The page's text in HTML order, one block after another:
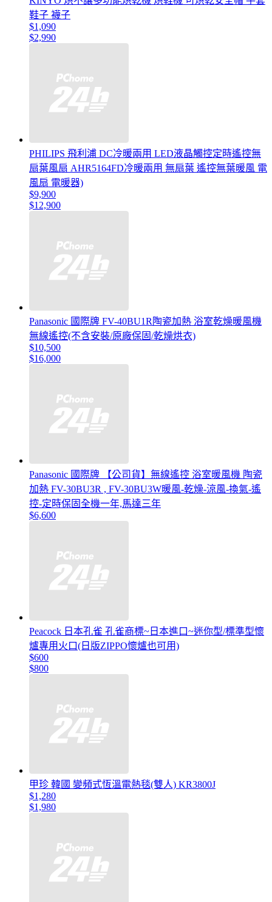
鞋子 襪子
$1,090
$2,990
PHILIPS 飛利浦 DC冷暖兩用 LED液晶觸控定時遙控無
扇葉風扇 AHR5164FD冷暖兩用 無扇葉 遙控無葉暖風 電
風扇 電暖器)
$9,900
$12,900
Panasonic 國際牌 FV-40BU1R陶瓷加熱 浴室乾燥暖風機
無線遙控(不含安裝/原廠保固/乾燥烘衣)
$10,500
$16,000
Panasonic 國際牌 【公司貨】無線遙控 浴室暖風機 陶瓷
加熱 FV-30BU3R , FV-30BU3W暖風-乾燥-涼風-換氣-遙
控-定時保固全機一年,馬達三年
$6,600
Peacock 日本孔雀 孔雀商標~日本進口~迷你型/標準型懷
爐專用火口(日版ZIPPO懷爐也可用)
$600
$800
甲珍 韓國 變頻式恆溫電熱毯(雙人) KR3800J
$1,280
$1,980